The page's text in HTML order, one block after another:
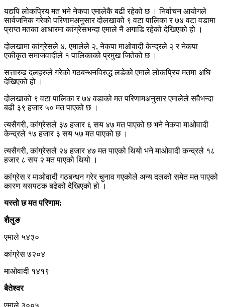
यद्यपि लोकप्रिय मत भने नेकपा एमालेकै बढी रहेको छ । निर्वाचन आयोगले
सार्वजनिक गरेको परिणामअनुसार दोलखाको ९ वटा पालिका र ७४ वटा वडामा
प्राप्त मतका आधारमा कांग्रेसभन्दा एमाले नै अगाडि रहेको देखिएको हो ।
दोलखामा कांग्रेसले ४, एमालेले २, नेकपा माओवादी केन्द्रले २ र नेकपा
एकीकृत समाजवादीले १ पालिकाको प्रमुख जितेको छ ।
सत्तारुढ दलहरुले गरेको गठबन्धनविरुद्ध लडेको एमाले लोकप्रिय मतमा अघि
देखिएको हो ।
दोलखाको ९ वटा पालिका र ७४ वडाको मत परिणामअनुसार एमालेले सवैभन्दा
बढी ३९ हजार ५० मत पाएको छ ।
त्यसैगरी, कांग्रेसले ३७ हजार ६ सय ४७ मत पाएको छ भने नेकपा माओवादी
केन्द्रले १७ हजार ३ सय ५७ मत पाएको छ ।
त्यसैगरी, कांग्रेसले २४ हजार ४७ मत पाएको थियो भने माओवादी कन्द्रले १८
हजार ८ सय २ मत पाएको थियो ।
कांग्रेस र माओवादी गठबन्धन गरेर चुनाव गएकोले अन्य दलको समेत मत पाएको
कारण यसपटक बढेको देखिएको हो ।
यस्तो छ मत परिणाम:
शैलुङ
एमाले ५४३०
कांग्रेस ७२०४
माओवादी १४१९
बैतेश्वर
एमाले ३००५